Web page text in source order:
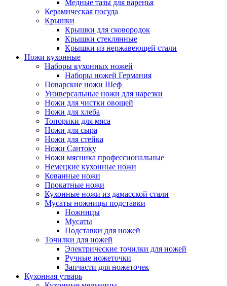
Медные тазы для варенья
Керамическая посуда
Крышки
Крышки для сковородок
Крышки стеклянные
Крышки из нержавеющей стали
Ножи кухонные
Наборы кухонных ножей
Наборы ножей Германия
Поварские ножи Шеф
Универсальные ножи для нарезки
Ножи для чистки овощей
Ножи для хлеба
Топорики для мяса
Ножи для сыра
Ножи для стейка
Ножи Сантоку
Ножи мясника профессиональные
Немецкие кухонные ножи
Кованные ножи
Прокатные ножи
Кухонные ножи из дамасской стали
Мусаты ножницы подставки
Ножницы
Мусаты
Подставки для ножей
Точилки для ножей
Электрические точилки для ножей
Ручные ножеточки
Запчасти для ножеточек
Кухонная утварь